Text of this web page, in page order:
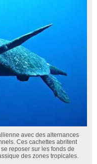
avec des alternances
Ces cachettes abritent
reposer sur les fonds de
des zones tropicales.